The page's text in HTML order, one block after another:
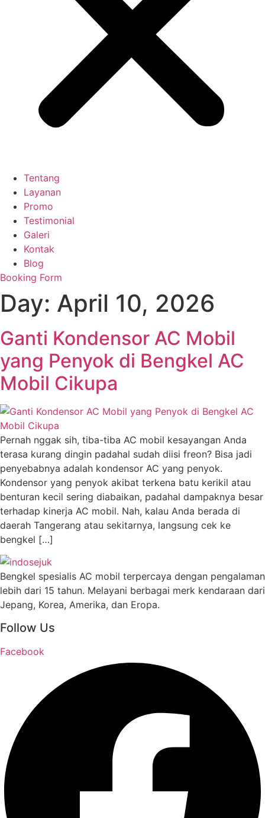
Tentang
Layanan
Promo
Testimonial
Galeri
Kontak
Blog
Booking Form
Day: April 10, 2026
Ganti Kondensor AC Mobil
yang Penyok di Bengkel AC
Mobil Cikupa
Pernah nggak sih, tiba-tiba AC mobil kesayangan Anda
terasa kurang dingin padahal sudah diisi freon? Bisa jadi
penyebabnya adalah kondensor AC yang penyok.
Kondensor yang penyok akibat terkena batu kerikil atau
benturan kecil sering diabaikan, padahal dampaknya besar
terhadap kinerja AC mobil. Nah, kalau Anda berada di
daerah Tangerang atau sekitarnya, langsung cek ke
bengkel […]
Bengkel spesialis AC mobil terpercaya dengan pengalaman
lebih dari 15 tahun. Melayani berbagai merk kendaraan dari
Jepang, Korea, Amerika, dan Eropa.
Follow Us
Facebook